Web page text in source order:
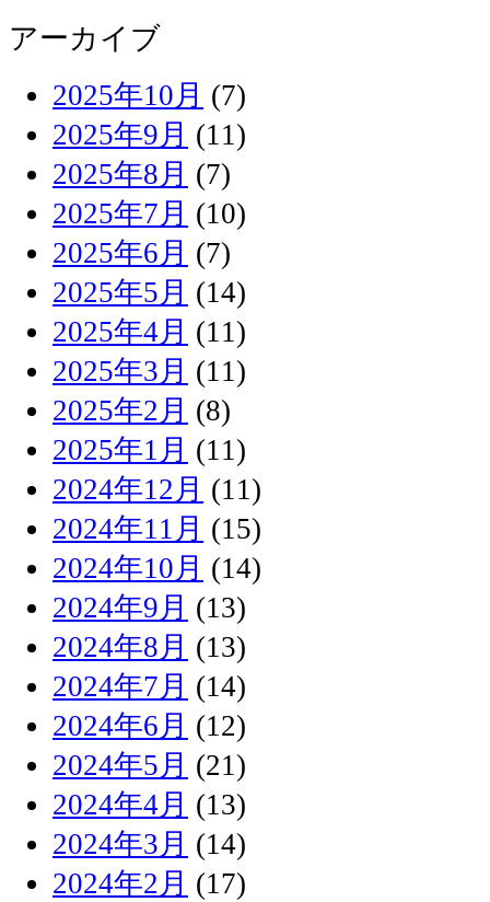
アーカイブ
2025年10月 (7)
2025年9月 (11)
2025年8月 (7)
2025年7月 (10)
2025年6月 (7)
2025年5月 (14)
2025年4月 (11)
2025年3月 (11)
2025年2月 (8)
2025年1月 (11)
2024年12月 (11)
2024年11月 (15)
2024年10月 (14)
2024年9月 (13)
2024年8月 (13)
2024年7月 (14)
2024年6月 (12)
2024年5月 (21)
2024年4月 (13)
2024年3月 (14)
2024年2月 (17)